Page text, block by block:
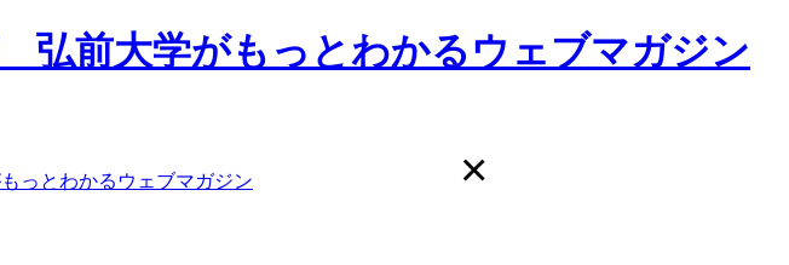
弘前大学がもっとわかるウェブマガジン